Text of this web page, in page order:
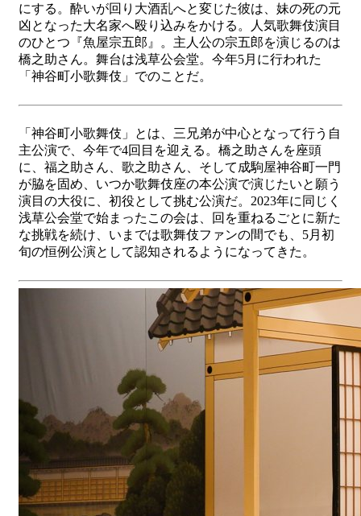
にする。酔いが回り大酒乱へと変じた彼は、妹の死の元
凶となった大名家へ殴り込みをかける。人気歌舞伎演目
のひとつ『魚屋宗五郎』。主人公の宗五郎を演じるのは
橋之助さん。舞台は浅草公会堂。今年5月に行われた
「神谷町小歌舞伎」でのことだ。
「神谷町小歌舞伎」とは、三兄弟が中心となって行う自
主公演で、今年で4回目を迎える。橋之助さんを座頭
に、福之助さん、歌之助さん、そして成駒屋神谷町一門
が脇を固め、いつか歌舞伎座の本公演で演じたいと願う
演目の大役に、初役として挑む公演だ。2023年に同じく
浅草公会堂で始まったこの会は、回を重ねるごとに新た
な挑戦を続け、いまでは歌舞伎ファンの間でも、5月初
旬の恒例公演として認知されるようになってきた。